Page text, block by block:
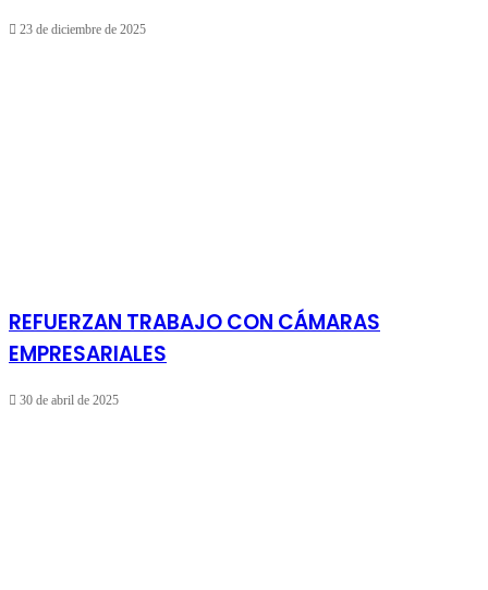
23 de diciembre de 2025
REFUERZAN TRABAJO CON CÁMARAS
EMPRESARIALES
30 de abril de 2025